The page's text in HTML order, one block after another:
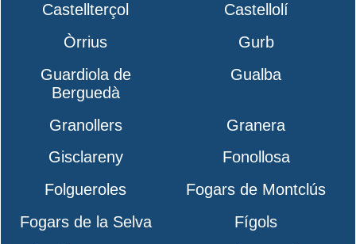
Castellterçol
Castellolí
Òrrius
Gurb
Guardiola de
Berguedà
Gualba
Granollers
Granera
Gisclareny
Fonollosa
Folgueroles
Fogars de Montclús
Fogars de la Selva
Fígols